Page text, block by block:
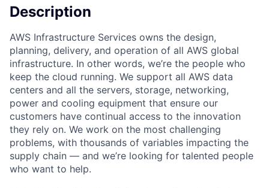
Description
AWS Infrastructure Services owns the design,
planning, delivery, and operation of all AWS global
infrastructure. In other words, we’re the people who
keep the cloud running. We support all AWS data
centers and all the servers, storage, networking,
power and cooling equipment that ensure our
customers have continual access to the innovation
they rely on. We work on the most challenging
problems, with thousands of variables impacting the
supply chain — and we’re looking for talented people
who want to help.